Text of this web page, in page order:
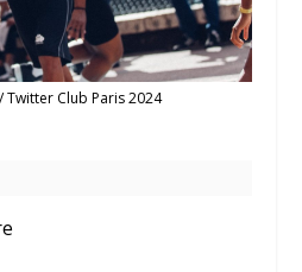
Twitter Club Paris 2024